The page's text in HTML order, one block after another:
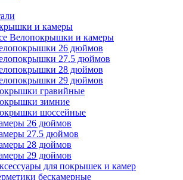
и камеры
Велопокрышки и камеры
26 дюймов
27.5 дюймов
28 дюймов
29 дюймов
гравийные
зимние
шоссейные
26 дюймов
27.5 дюймов
28 дюймов
29 дюймов
для покрышек и камер
бескамерные